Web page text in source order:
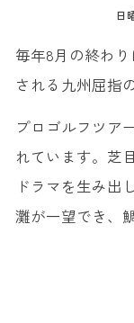
日
毎年8月の終わ
される九州屈指
プロゴルフツア
れています。芝
ドラマを生み出
灘が一望でき、